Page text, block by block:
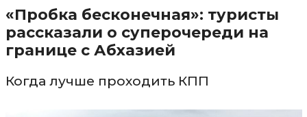
«Пробка бесконечная»: туристы
рассказали о суперочереди на
границе с Абхазией
Когда лучше проходить КПП